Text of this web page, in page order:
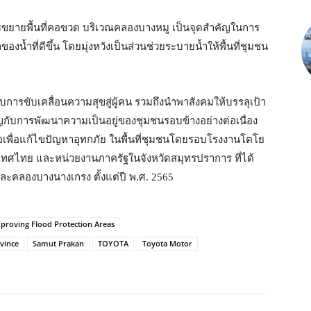
ยายพื้นที่คอขวด บริเวณคลองบางหมู เป็นจุดสำคัญในการ
ของน้ำที่ดีขึ้น โดยมุ่งหวังเป็นส่วนช่วยระบายน้ำให้พื้นที่ชุมชน
ารขับเคลื่อนความสุขสู่ผู้คน รวมถึงนำพาสังคมให้บรรลุเป้า
บการพัฒนาความเป็นอยู่ของชุมชนรอบข้างอย่างต่อเนื่อง
พื่อแก้ไขปัญหาอุทกภัย ในพื้นที่ชุมชนโดยรอบโรงงานโตโย
ศไทย และหน่วยงานภาครัฐในจังหวัดสมุทรปราการ ที่ได้
คลองบางนางเกรง ตั้งแต่ปี พ.ศ. 2565
Flood Protection Areas
Samut Prakan TOYOTA Toyota Motor